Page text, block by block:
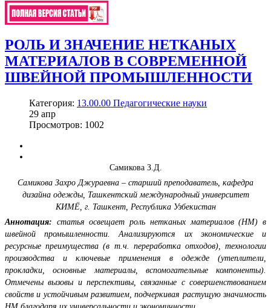
РОЛЬ И ЗНАЧЕНИЕ НЕТКАНЫХ
МАТЕРИАЛОВ В СОВРЕМЕННОЙ
ШВЕЙНОЙ ПРОМЫШЛЕННОСТИ
Категория: 13.00.00 Педагогические науки
29 апр
Просмотров: 1002
Самикова З.Д.
Самикова Захро Джураевна – старший преподаватель, кафедра
дизайна одежды, Ташкентский международный университет
КИМЁ, г. Ташкент, Республика Узбекистан
Аннотация: статья освещает роль нетканых материалов (НМ) в
швейной промышленности. Анализируются их экономические и
ресурсные преимущества (в т.ч. переработка отходов), технологии
производства и ключевые применения в одежде (утеплители,
прокладки, основные материалы, вспомогательные компоненты).
Отмечены вызовы и перспективы, связанные с совершенствованием
свойств и устойчивым развитием, подчеркивая растущую значимость